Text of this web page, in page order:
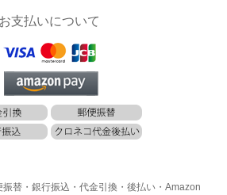
お支払いについて
振替・銀行振込・代金引換・後払い・Amazon